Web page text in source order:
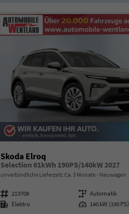
Skoda Elroq
Selection 61kWh 190PS/140kW 2027
unverbindliche Lieferzeit: Ca. 3 Monate Neuwagen
Fahrzeugnummer 213708 Getriebe Automatik
Kraftstoff Elektro Leistung 140 kW (190 PS)